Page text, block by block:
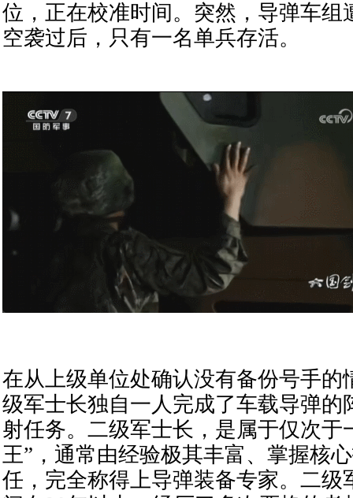
位，正在校准时间。突然，导弹车组
空袭过后，只有一名单兵存活。
在从上级单位处确认没有备份号手的
级军士长独自一人完成了车载导弹的
射任务。二级军士长，是属于仅次于
王”，通常由经验极其丰富、掌握核
任，完全称得上导弹装备专家。二级